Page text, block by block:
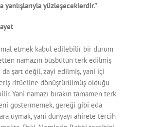
yanlışlarıyla yüzleşeceklerdir.”
etmek kabul edilebilir bir durum
namazın büsbütün terk edilmiş
da şart değil, zayi edilmiş, yani içi
ritüeline dönüştürülmüş olduğu
Yani namazı bırakın tamamen terk
göstermemek, gereği gibi eda
uymak, yani dünyayı ahirete tercih